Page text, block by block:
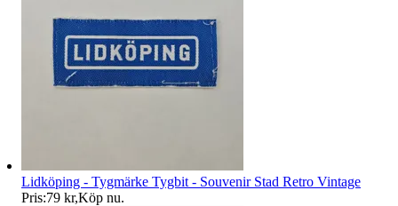
Lidköping - Tygmärke Tygbit - Souvenir Stad Retro Vintage
Pris:79 kr,Köp nu.